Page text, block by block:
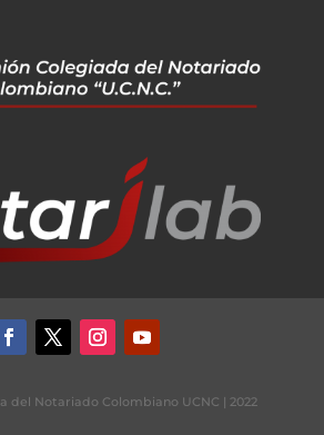
del Notariado Colombiano UCNC | 2022